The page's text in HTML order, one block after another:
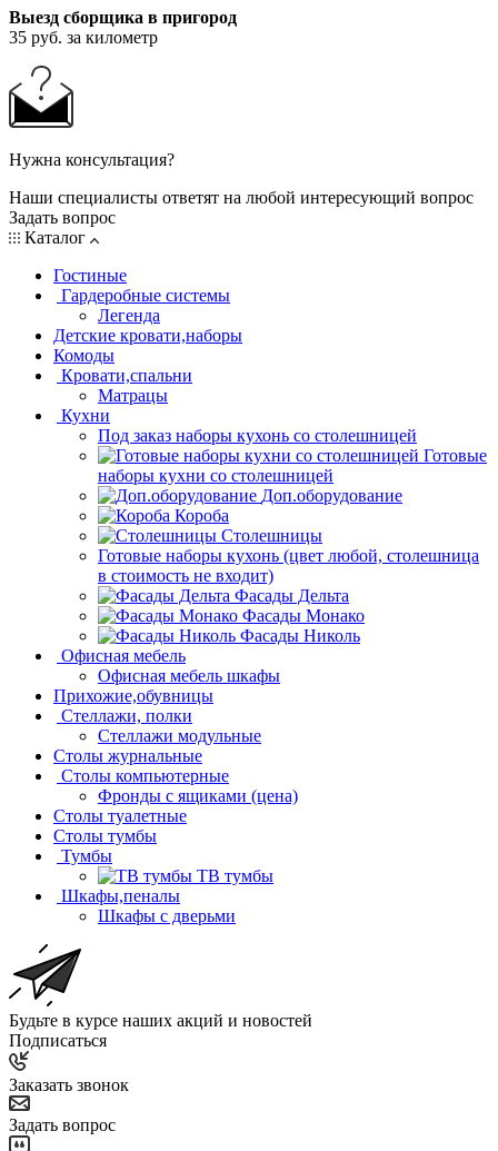
Выезд сборщика в пригород
35 руб. за километр
Нужна консультация?
Наши специалисты ответят на любой интересующий вопрос
Задать вопрос
Каталог
Гостиные
Гардеробные системы
Легенда
Детские кровати,наборы
Комоды
Кровати,спальни
Матрацы
Кухни
Под заказ наборы кухонь со столешницей
Готовые
наборы кухни со столешницей
Доп.оборудование
Короба
Столешницы
Готовые наборы кухонь (цвет любой, столешница
в стоимость не входит)
Фасады Дельта
Фасады Монако
Фасады Николь
Офисная мебель
Офисная мебель шкафы
Прихожие,обувницы
Стеллажи, полки
Стеллажи модульные
Столы журнальные
Столы компьютерные
Фронды с ящиками (цена)
Столы туалетные
Столы тумбы
Тумбы
ТВ тумбы
Шкафы,пеналы
Шкафы с дверьми
Будьте в курсе наших акций и новостей
Подписаться
Заказать звонок
Задать вопрос